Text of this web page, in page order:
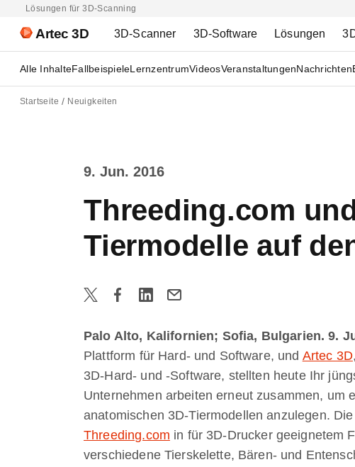
Lösungen für 3D-Scanning
Artec 3D 3D-Scanner 3D-Software Lösungen
Alle InhalteFallbeispieleLernzentrumVideosVeranstaltungenNachrichten
Startseite Neuigkeiten
9. Jun. 2016
Threeding.com
Tiermodelle auf
Palo Alto, Kalifornien; Sofia, Bulgarien. 9.
Plattform für Hard- und Software, und Artec 3D
3D-Hard- und -Software, stellten heute Ihr
Unternehmen arbeiten erneut zusammen, um
anatomischen 3D-Tiermodellen anzulegen.
Threeding.com in für 3D-Drucker geeignetem
verschiedene Tierskelette, Bären- und